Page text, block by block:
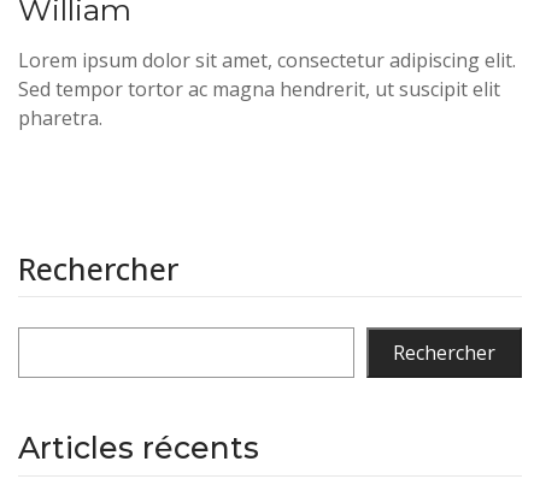
Rechercher
Rechercher
Articles récents
William
Lorem ipsum dolor sit amet, consectetur adipiscing elit.
Sed tempor tortor ac magna hendrerit, ut suscipit elit
pharetra.